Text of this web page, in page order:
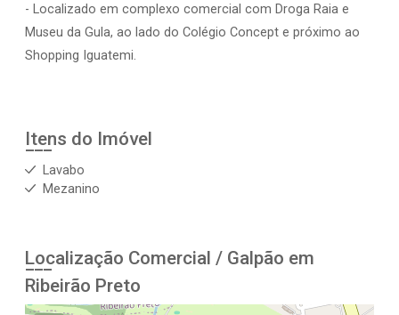
- Localizado em complexo comercial com Droga Raia e
Museu da Gula, ao lado do Colégio Concept e próximo ao
Shopping Iguatemi.
Itens do Imóvel
Lavabo
Mezanino
Localização Comercial / Galpão em
Ribeirão Preto